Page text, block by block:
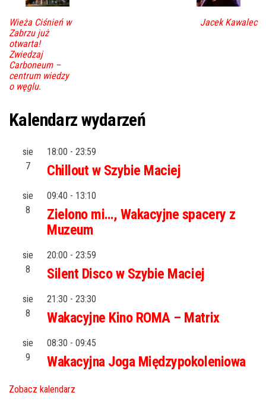
Wieża Ciśnień w
Zabrzu już
otwarta!
Zwiedzaj
Carboneum –
centrum wiedzy
o węglu.
Jacek Kawalec
Kalendarz wydarzeń
sie
7
18:00 - 23:59
Chillout w Szybie Maciej
sie
8
09:40 - 13:10
Zielono mi…, Wakacyjne spacery z
Muzeum
sie
8
20:00 - 23:59
Silent Disco w Szybie Maciej
sie
8
21:30 - 23:30
Wakacyjne Kino ROMA – Matrix
sie
9
08:30 - 09:45
Wakacyjna Joga Międzypokoleniowa
Zobacz kalendarz